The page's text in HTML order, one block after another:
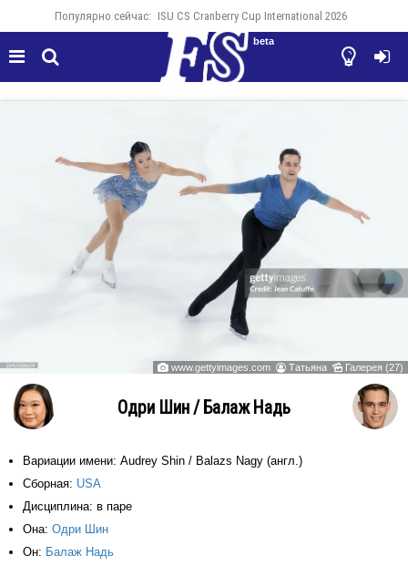
Популярно сейчас: ISU CS Cranberry Cup International 2026
  

beta
 www.gettyimages.com  Татьяна  Галерея (27)
Одри Шин / Балаж Надь
Вариации имени: Audrey Shin / Balazs Nagy (англ.)
Сборная: USA
Дисциплина: в паре
Она: Одри Шин
Он: Балаж Надь